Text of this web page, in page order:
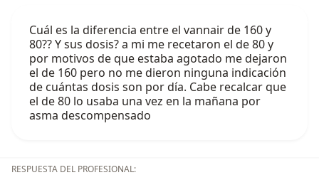
Cuál es la diferencia entre el vannair de 160 y
80?? Y sus dosis? a mi me recetaron el de 80 y
por motivos de que estaba agotado me dejaron
el de 160 pero no me dieron ninguna indicación
de cuántas dosis son por día. Cabe recalcar que
el de 80 lo usaba una vez en la mañana por
asma descompensado
RESPUESTA DEL PROFESIONAL: